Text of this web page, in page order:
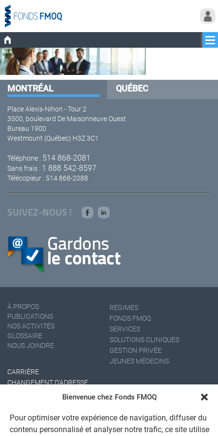
Bienvenue chez Fonds FMOQ
Pour optimiser votre expérience de navigation, diffuser du
contenu personnalisé et analyser notre trafic, ce site utilise
MONTRÉAL QUÉBEC
Place Alexis-Nihon - Tour 2
3500, boulevard De Maisonneuve Ouest
Bureau 1900
Westmount (Québec) H3Z 3C1
Téléphone : 514 868-2081
Sans frais : 1 888 542-8597
Télécopieur : 514 868-2088
SUIVEZ-NOUS !
À PROPOS
PUBLICATIONS
NOS ACTIVITÉS
GLOSSAIRE
NOUS JOINDRE
RÉGIMES
FONDS FMOQ
SERVICES
SOLUTIONS CLINIQUES
GESTION PRIVÉE
JEUNES MÉDECINS
CARRIÈRE
CHANGEMENT D'ADRESSE